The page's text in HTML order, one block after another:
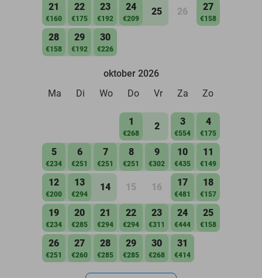
21
€160
22
€175
23
€192
24
€209
25 26 27
€158
28
€158
29
€192
30
€226
oktober 2026
Ma
Di Wo Do Vr Za Zo
1
€268
2 3
€554
4
€175
5
€234
6
€251
7
€251
8
€251
9
€302
10
€435
11
€149
12
€200
13
€294
14 15 16 17
€481
18
€157
19
€234
20
€285
21
€294
22
€294
23
€311
24
€444
25
€158
26
€251
27
€260
28
€285
29
€285
30
€268
31
€414